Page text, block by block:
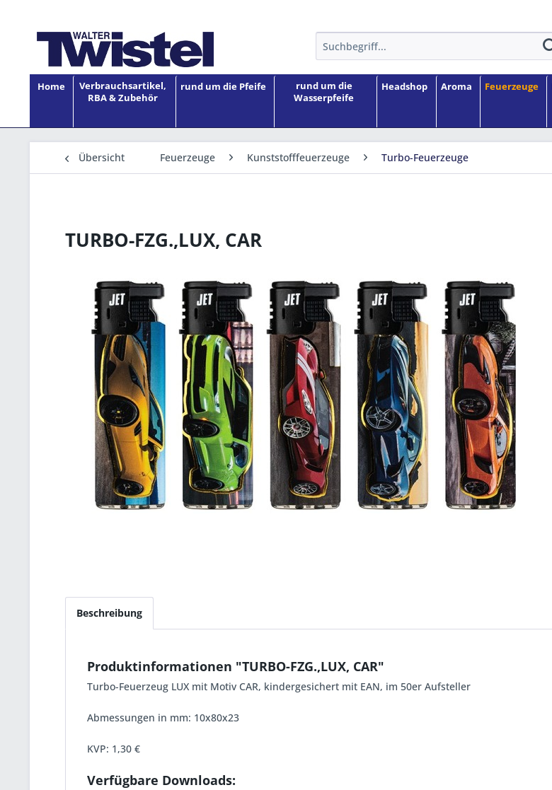
Home
Verbrauchsartikel,
RBA & Zubehör
rund um die Pfeife
rund um die
Wasserpfeife
Headshop Aroma Feuerzeuge
Übersicht Feuerzeuge Kunststofffeuerzeuge Turbo-Feuerzeuge
TURBO-FZG.,LUX, CAR
Beschreibung
Produktinformationen "TURBO-FZG.,LUX, CAR"
Turbo-Feuerzeug LUX mit Motiv CAR, kindergesichert mit EAN, im 50er Aufsteller
Abmessungen in mm: 10x80x23
KVP: 1,30 €
Verfügbare Downloads: